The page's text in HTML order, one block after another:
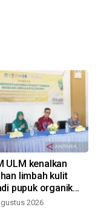
ULM kenalkan
limbah kulit
pupuk organik
kompos
2026